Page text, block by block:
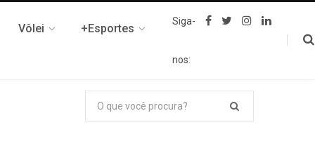
Vôlei +Esportes
Siga-
nos:
F
I
L
Pesquisar
por: